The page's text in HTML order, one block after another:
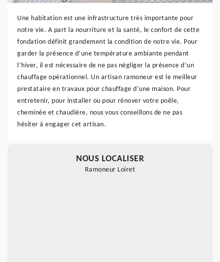
Une habitation est une infrastructure très importante pour
notre vie. A part la nourriture et la santé, le confort de cette
fondation définit grandement la condition de notre vie. Pour
garder la présence d’une température ambiante pendant
l’hiver, il est nécessaire de ne pas négliger la présence d’un
chauffage opérationnel. Un artisan ramoneur est le meilleur
prestataire en travaux pour chauffage d’une maison. Pour
entretenir, pour installer ou pour rénover votre poêle,
cheminée et chaudière, nous vous conseillons de ne pas
hésiter à engager cet artisan.
NOUS LOCALISER
Ramoneur Loiret